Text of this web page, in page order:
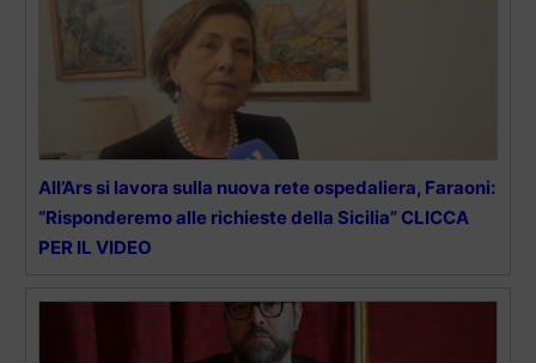
All’Ars si lavora sulla nuova rete ospedaliera, Faraoni:
“Risponderemo alle richieste della Sicilia” CLICCA
PER IL VIDEO